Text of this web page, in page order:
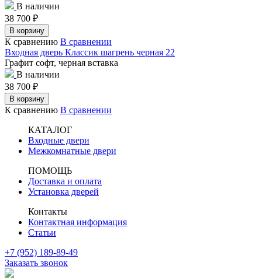
В наличии
38 700 ₽
В корзину
К сравнению В сравнении
Входная дверь Классик шагрень черная 22
Графит софт, черная вставка
В наличии
38 700 ₽
В корзину
К сравнению В сравнении
КАТАЛОГ
Входные двери
Межкомнатные двери
ПОМОЩЬ
Доставка и оплата
Установка дверей
Контакты
Контактная информация
Статьи
+7 (952) 189-89-49
Заказать звонок